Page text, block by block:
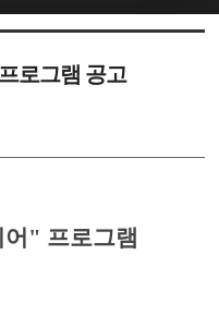
로그램 공고
" 프로그램
북5
북5